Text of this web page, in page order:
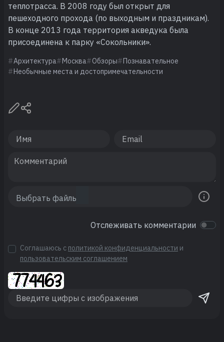
теплотрасса. В 2008 году был открыт для
пешеходного прохода (по выходным и праздникам).
В конце 2013 года территория акведука была
присоединена к парку «Сокольники».
Архитектура Москва Обзоры
Познавательное
Необычные места и достопримечательности
Отслеживать комментарии
Соглашаюсь с политикой конфиденциальности и
пользовательским соглашением